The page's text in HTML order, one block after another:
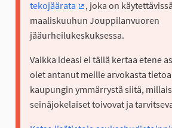
tekojäärata
(Ulkoinen linkki)
, joka on
maaliskuuhun Jouppilanvuoren
jääurheilukeskuksessa.
Vaikka ideasi ei tällä kertaa etene
olet antanut meille arvokasta
kaupungin ymmärrystä siitä,
seinäjokelaiset toivovat ja